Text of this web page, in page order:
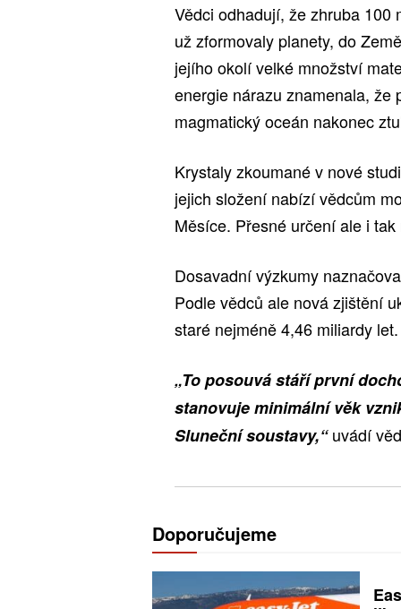
Vědci odhadují, že zhruba 100
už zformovaly planety, do
jejího okolí velké množství
energie nárazu znamenala, že
magmatický oceán nakonec
Krystaly zkoumané v nové
jejich složení nabízí vědcům
Měsíce. Přesné určení ale i
Dosavadní výzkumy
Podle vědců ale nová zjištění
staré nejméně 4,46 miliardy let.
„To posouvá stáří první
stanovuje minimální věk
Sluneční soustavy,“uvádí
Doporučujeme